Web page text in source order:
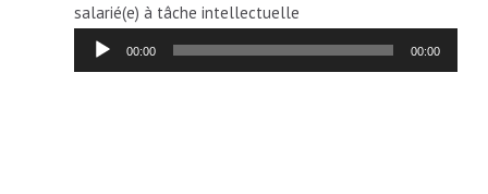
salarié(e) à tâche intellectuelle
Lecteur
audio
00:00 00:00